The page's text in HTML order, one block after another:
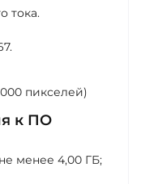
тока.
пикселей)
к ПО
менее 4,00 ГБ;